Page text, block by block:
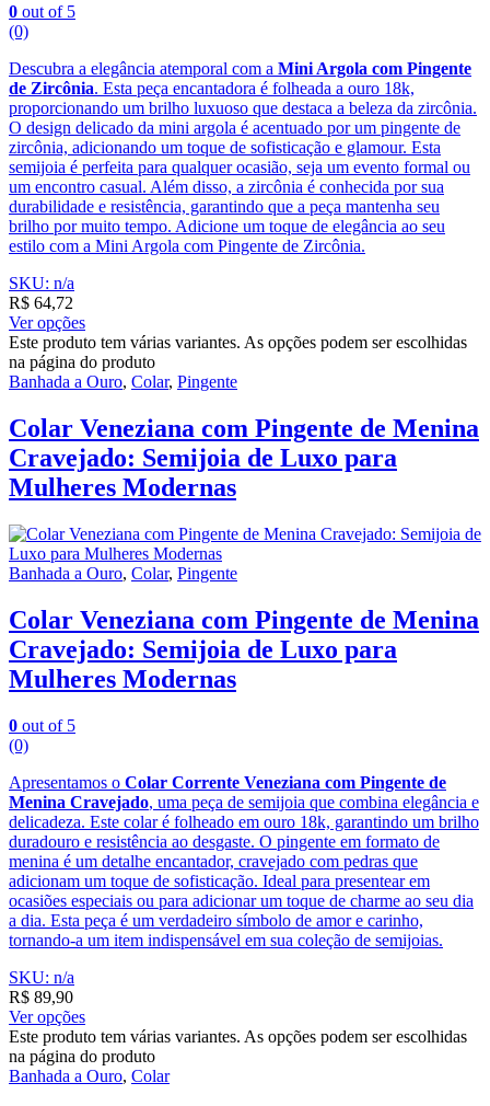
0 out of 5
(0)
Descubra a elegância atemporal com a Mini Argola com Pingente
de Zircônia. Esta peça encantadora é folheada a ouro 18k,
proporcionando um brilho luxuoso que destaca a beleza da zircônia.
O design delicado da mini argola é acentuado por um pingente de
zircônia, adicionando um toque de sofisticação e glamour. Esta
semijoia é perfeita para qualquer ocasião, seja um evento formal ou
um encontro casual. Além disso, a zircônia é conhecida por sua
durabilidade e resistência, garantindo que a peça mantenha seu
brilho por muito tempo. Adicione um toque de elegância ao seu
estilo com a Mini Argola com Pingente de Zircônia.
SKU: n/a
R$ 64,72
Ver opções
Este produto tem várias variantes. As opções podem ser escolhidas
na página do produto
Banhada a Ouro, Colar, Pingente
Colar Veneziana com Pingente de Menina
Cravejado: Semijoia de Luxo para
Mulheres Modernas
Banhada a Ouro, Colar, Pingente
Colar Veneziana com Pingente de Menina
Cravejado: Semijoia de Luxo para
Mulheres Modernas
0 out of 5
(0)
Apresentamos o Colar Corrente Veneziana com Pingente de
Menina Cravejado, uma peça de semijoia que combina elegância e
delicadeza. Este colar é folheado em ouro 18k, garantindo um brilho
duradouro e resistência ao desgaste. O pingente em formato de
menina é um detalhe encantador, cravejado com pedras que
adicionam um toque de sofisticação. Ideal para presentear em
ocasiões especiais ou para adicionar um toque de charme ao seu dia
a dia. Esta peça é um verdadeiro símbolo de amor e carinho,
tornando-a um item indispensável em sua coleção de semijoias.
SKU: n/a
R$ 89,90
Ver opções
Este produto tem várias variantes. As opções podem ser escolhidas
na página do produto
Banhada a Ouro, Colar